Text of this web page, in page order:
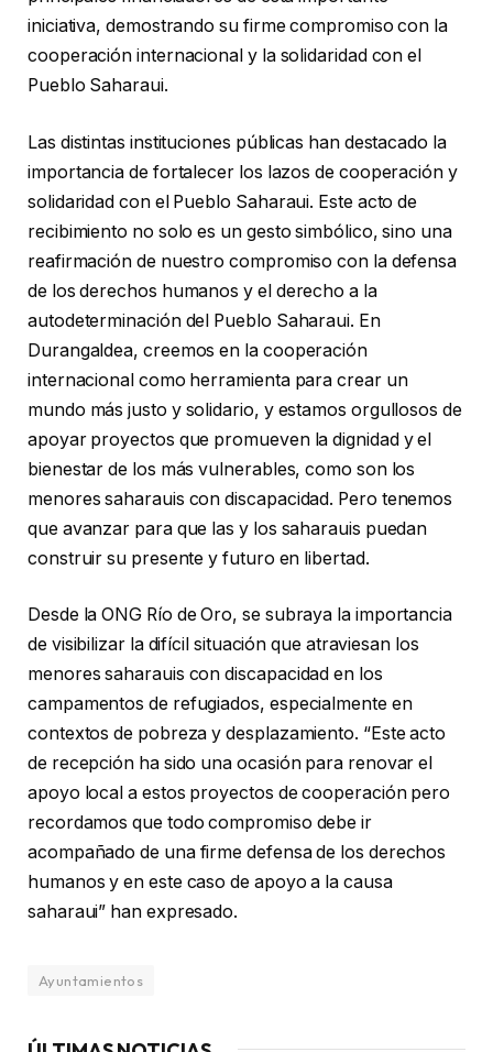
iniciativa, demostrando su firme compromiso con la
cooperación internacional y la solidaridad con el
Pueblo Saharaui.
Las distintas instituciones públicas han destacado la
importancia de fortalecer los lazos de cooperación y
solidaridad con el Pueblo Saharaui. Este acto de
recibimiento no solo es un gesto simbólico, sino una
reafirmación de nuestro compromiso con la defensa
de los derechos humanos y el derecho a la
autodeterminación del Pueblo Saharaui. En
Durangaldea, creemos en la cooperación
internacional como herramienta para crear un
mundo más justo y solidario, y estamos orgullosos de
apoyar proyectos que promueven la dignidad y el
bienestar de los más vulnerables, como son los
menores saharauis con discapacidad. Pero tenemos
que avanzar para que las y los saharauis puedan
construir su presente y futuro en libertad.
Desde la ONG Río de Oro, se subraya la importancia
de visibilizar la difícil situación que atraviesan los
menores saharauis con discapacidad en los
campamentos de refugiados, especialmente en
contextos de pobreza y desplazamiento. “Este acto
de recepción ha sido una ocasión para renovar el
apoyo local a estos proyectos de cooperación pero
recordamos que todo compromiso debe ir
acompañado de una firme defensa de los derechos
humanos y en este caso de apoyo a la causa
saharaui” han expresado.
Ayuntamientos